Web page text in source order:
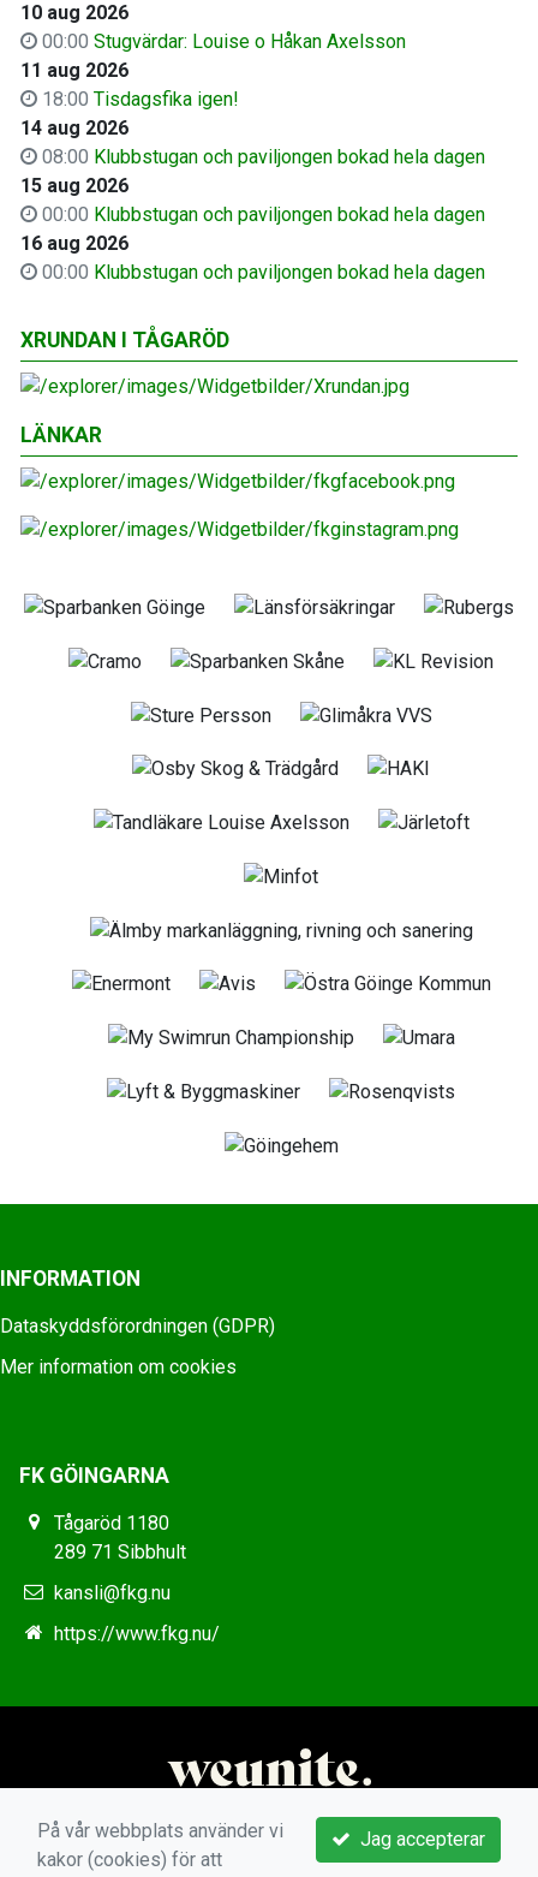
10 aug 2026
00:00 Stugvärdar: Louise o Håkan Axelsson
11 aug 2026
18:00 Tisdagsfika igen!
14 aug 2026
08:00 Klubbstugan och paviljongen bokad hela dagen
15 aug 2026
00:00 Klubbstugan och paviljongen bokad hela dagen
16 aug 2026
00:00 Klubbstugan och paviljongen bokad hela dagen
XRUNDAN I TÅGARÖD
LÄNKAR
INFORMATION
Dataskyddsförordningen (GDPR)
Mer information om cookies
FK GÖINGARNA
Tågaröd 1180
289 71 Sibbhult
kansli@fkg.nu
https://www.fkg.nu/
Jag accepterar
På vår webbplats använder vi
kakor (cookies) för att